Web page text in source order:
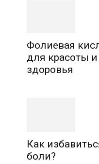
Фолиевая
для красоты
здоровья
Как
боли?